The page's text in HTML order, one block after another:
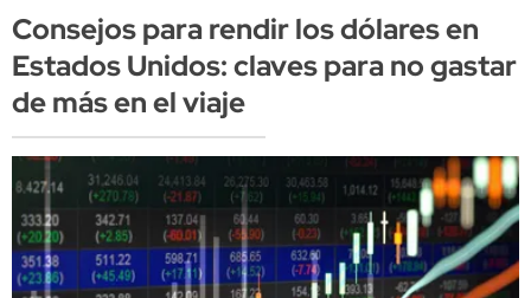
Consejos para rendir los dólares en
Estados Unidos: claves para no gastar
de más en el viaje